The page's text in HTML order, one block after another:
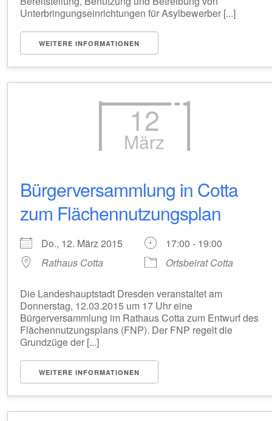
Unterbringungseinrichtungen für Asylbewerber [...]
WEITERE INFORMATIONEN
12
März
Bürgerversammlung in Cotta
zum Flächennutzungsplan
Do., 12. März 2015
17:00 - 19:00
Rathaus Cotta
Ortsbeirat Cotta
Die Landeshauptstadt Dresden veranstaltet am
Donnerstag, 12.03.2015 um 17 Uhr eine
Bürgerversammlung im Rathaus Cotta zum Entwurf des
Flächennutzungsplans (FNP). Der FNP regelt die
Grundzüge der [...]
WEITERE INFORMATIONEN